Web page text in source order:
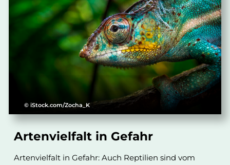
© iStock.com/Zocha_K
Artenvielfalt in Gefahr
Artenvielfalt in Gefahr: Auch Reptilien sind vom